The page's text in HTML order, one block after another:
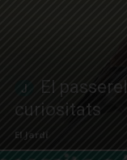
El
curiositats
El Jardí